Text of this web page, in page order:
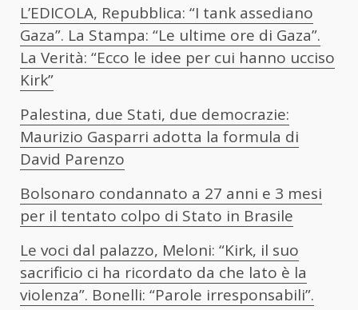
L’EDICOLA, Repubblica: “I tank assediano
Gaza”. La Stampa: “Le ultime ore di Gaza”.
La Verità: “Ecco le idee per cui hanno ucciso
Kirk”
Palestina, due Stati, due democrazie:
Maurizio Gasparri adotta la formula di
David Parenzo
Bolsonaro condannato a 27 anni e 3 mesi
per il tentato colpo di Stato in Brasile
Le voci dal palazzo, Meloni: “Kirk, il suo
sacrificio ci ha ricordato da che lato è la
violenza”. Bonelli: “Parole irresponsabili”.